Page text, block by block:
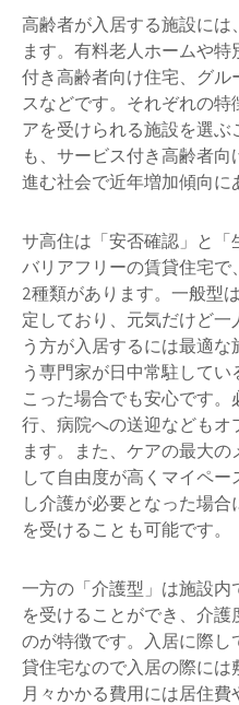
高齢者が入居する施設には
ます。有料老人ホームや
付き高齢者向け住宅、グ
スなどです。それぞれの
アを受けられる施設を選
も、サービス付き高齢者
進む社会で近年増加傾向に
サ高住は「安否確認」と
バリアフリーの賃貸住宅
2種類があります。一般型
定しており、元気だけど
う方が入居するには最適
う専門家が日中常駐して
こった場合でも安心です
行、病院への送迎などもオ
ます。また、ケアの最大
して自由度が高くマイペ
し介護が必要となった場
を受けることも可能です。
一方の「介護型」は施設
を受けることができ、介
のが特徴です。入居に際
貸住宅なので入居の際には
月々かかる費用には居住